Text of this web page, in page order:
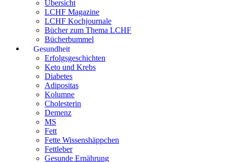
Übersicht
LCHF Magazine
LCHF Kochjournale
Bücher zum Thema LCHF
Bücherbummel
Gesundheit
Erfolgsgeschichten
Keto und Krebs
Diabetes
Adipositas
Kolumne
Cholesterin
Demenz
MS
Fett
Fette Wissenshäppchen
Fettleber
Gesunde Ernährung